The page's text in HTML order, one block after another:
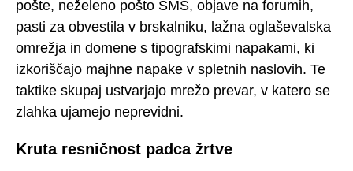
pošte, neželeno pošto SMS, objave na forumih,
pasti za obvestila v brskalniku, lažna oglaševalska
omrežja in domene s tipografskimi napakami, ki
izkoriščajo majhne napake v spletnih naslovih. Te
taktike skupaj ustvarjajo mrežo prevar, v katero se
zlahka ujamejo neprevidni.
Kruta resničnost padca žrtve